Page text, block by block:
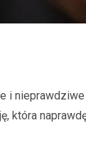
i
która